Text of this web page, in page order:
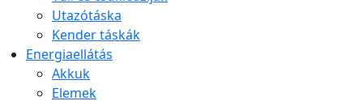
Utazótáska
Kender táskák
Energiaellátás
Akkuk
Elemek